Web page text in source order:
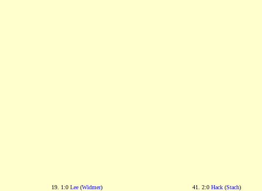
19. 1:0 Lee (Widmer) 41. 2:0 Hack (Stach)